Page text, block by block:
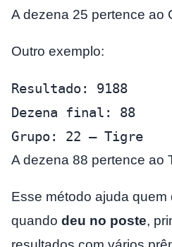
A dezena 25 pertence ao
Outro exemplo:
Resultado: 9188
Dezena final: 88
Grupo: 22 – Tigre
A dezena 88 pertence ao
Esse método ajuda quem
quando deu no poste,